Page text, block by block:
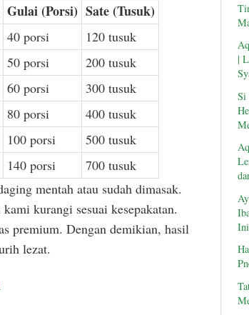
Gulai (Porsi) Sate (Tusuk)
40 porsi
120 tusuk
50 porsi
200 tusuk
60 porsi
300 tusuk
80 porsi
400 tusuk
100 porsi
500 tusuk
140 porsi 700 tusuk
mentah atau sudah dimasak.
kurangi sesuai kesepakatan.
premium. Dengan demikian, hasil
lezat.
|
Si